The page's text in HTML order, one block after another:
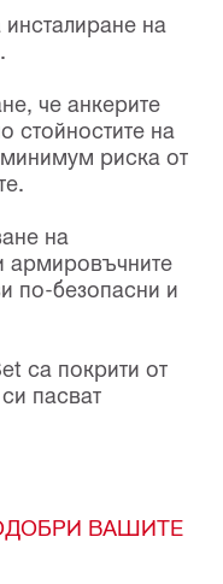
на
че анкерите
стойностите на
риска от
на
армировъчните
по-безопасни и
са покрити от
пасват
ВАШИТЕ